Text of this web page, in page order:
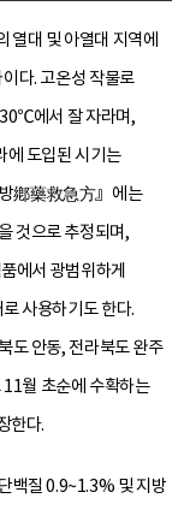
열대 및 아열대 지역에
다. 고온성 작물로
에서 잘 자라며,
도입된 시기는
鄕藥救急方』에는
것으로 추정되며,
에서 광범위하게
사용하기도 한다.
도 안동, 전라북도 완주
월 초순에 수확하는
한다.
백질 0.9~1.3% 및 지방